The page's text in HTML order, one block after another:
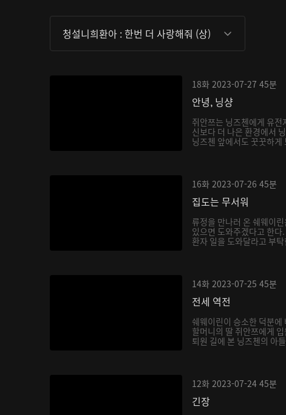
청설니희환아 : 한번 더 사랑해줘 (상)
18화 2023-07-27 45분
안녕, 닝샹
쥐안쯔는 닝즈첸에게 유
신보다 더 나은 환경에서
닝즈첸 앞에서도 꿋꿋하
16화 2023-07-26 45분
집도는 무서워
류정을 만나러 온 쉐웨이
있으면 도와주겠다고 한다
환자 일을 도와달라고 부
14화 2023-07-25 45분
전세 역전
쉐웨이린이 승소한 덕분에
할머니의 딸 쥐안쯔에게
퇴원 길에 본 닝즈첸의 아
12화 2023-07-24 45분
긴장